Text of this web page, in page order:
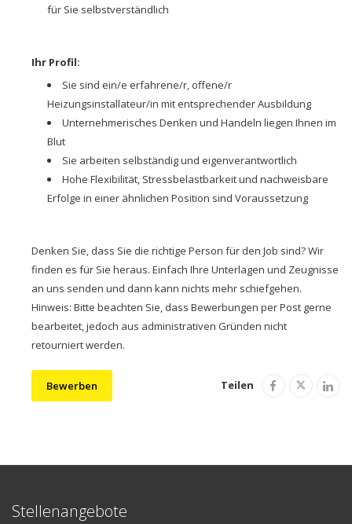
für Sie selbstverständlich
Ihr Profil:
Sie sind ein/e erfahrene/r, offene/r
Heizungsinstallateur/in mit entsprechender Ausbildung
Unternehmerisches Denken und Handeln liegen Ihnen im
Blut
Sie arbeiten selbständig und eigenverantwortlich
Hohe Flexibilität, Stressbelastbarkeit und nachweisbare
Erfolge in einer ähnlichen Position sind Voraussetzung
Denken Sie, dass Sie die richtige Person für den Job sind? Wir
finden es für Sie heraus. Einfach Ihre Unterlagen und Zeugnisse
an uns senden und dann kann nichts mehr schiefgehen.
Hinweis: Bitte beachten Sie, dass Bewerbungen per Post gerne
bearbeitet, jedoch aus administrativen Gründen nicht
retourniert werden.
Bewerben Teilen
Stellenangebote